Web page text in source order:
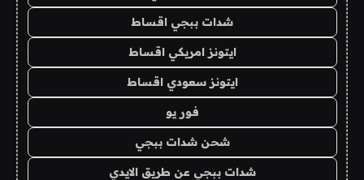
شدات ببجي اقساط
ايتونز امريكي اقساط
ايتونز سعودي اقساط
فور يو
شحن شدات ببجي
شدات ببجي عن طريق الايدي